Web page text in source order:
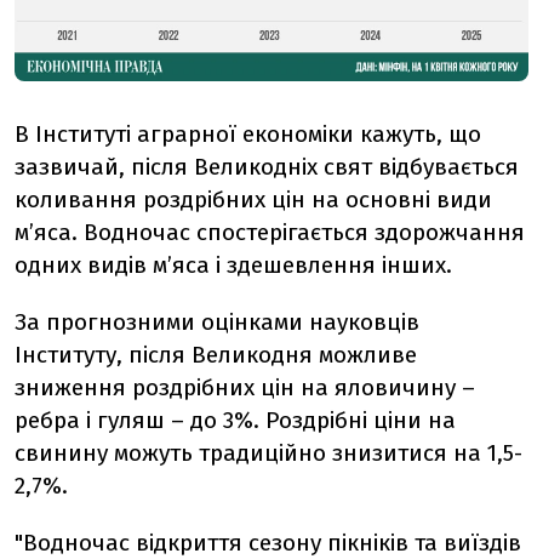
В Інституті аграрної економіки кажуть, що
зазвичай, після Великодніх свят відбувається
коливання роздрібних цін на основні види
м’яса. Водночас спостерігається здорожчання
одних видів м’яса і здешевлення інших.
За прогнозними оцінками науковців
Інституту, після Великодня можливе
зниження роздрібних цін на яловичину –
ребра і гуляш – до 3%. Роздрібні ціни на
свинину можуть традиційно знизитися на 1,5-
2,7%.
"Водночас відкриття сезону пікніків та виїздів